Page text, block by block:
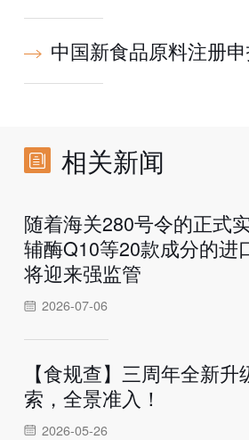
中国新食品原料注册
相关新闻
随着海关280号令的正式
辅酶Q10等20款成分的进
将迎来强监管
2026-07-06
【食规查】三周年全新升
索，全景准入！
2026-05-26